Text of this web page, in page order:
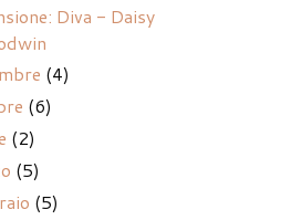
Diva - Daisy
(4)
(6)
(2)
(5)
(5)